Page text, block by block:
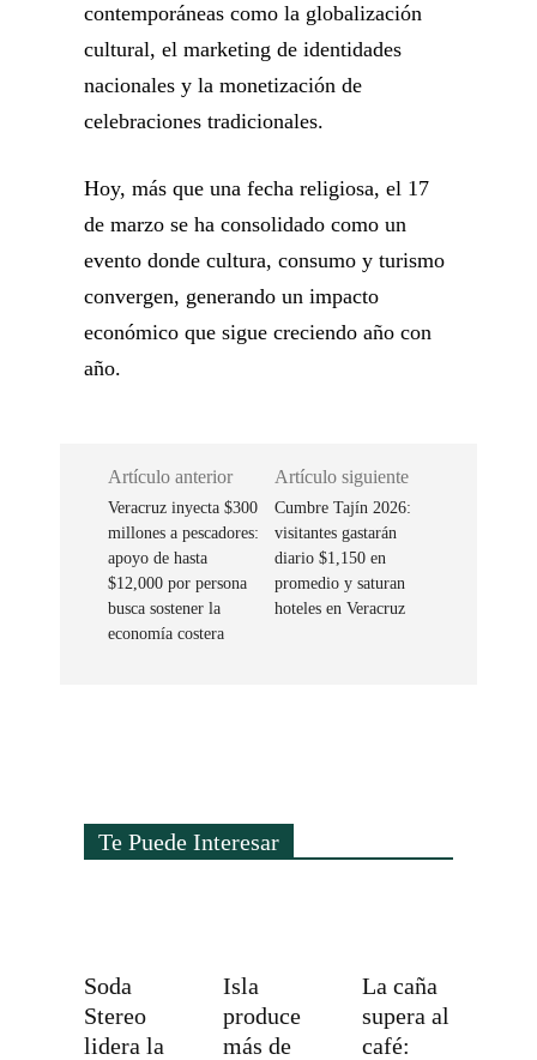
contemporáneas como la globalización
cultural, el marketing de identidades
nacionales y la monetización de
celebraciones tradicionales.
Hoy, más que una fecha religiosa, el 17
de marzo se ha consolidado como un
evento donde cultura, consumo y turismo
convergen, generando un impacto
económico que sigue creciendo año con
año.
Artículo anterior
Veracruz inyecta $300
millones a pescadores:
apoyo de hasta
$12,000 por persona
busca sostener la
economía costera
Artículo siguiente
Cumbre Tajín 2026:
visitantes gastarán
diario $1,150 en
promedio y saturan
hoteles en Veracruz
Te Puede Interesar
Soda
Stereo
lidera la
Isla
produce
más de
La caña
supera al
café: